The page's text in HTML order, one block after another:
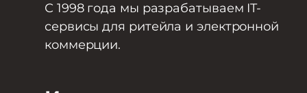
С 1998 года мы разрабатываем IT-
сервисы для ритейла и электронной
коммерции.